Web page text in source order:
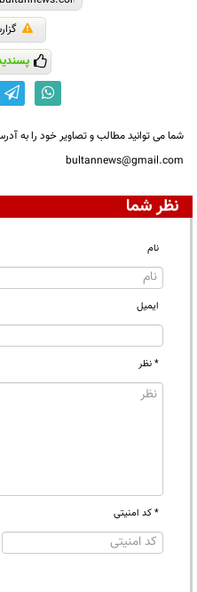
شما می توانید مطالب و تصاویر خود را به
bultannews@gmail.com
نظر شما
نام
ایمیل
* نظر
* کد امنیتی